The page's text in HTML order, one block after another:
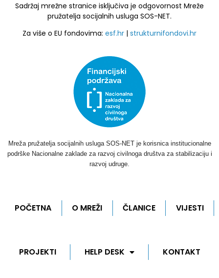
Sadržaj mrežne stranice isključiva je odgovornost Mreže
pružatelja socijalnih usluga SOS-NET.
Za više o EU fondovima: esf.hr | strukturnifondovi.hr
Mreža pružatelja socijalnih usluga SOS-NET je korisnica institucionalne
podrške Nacionalne zaklade za razvoj civilnoga društva za stabilizaciju i
razvoj udruge.
POČETNA O MREŽI ČLANICE VIJESTI
PROJEKTI HELP DESK KONTAKT